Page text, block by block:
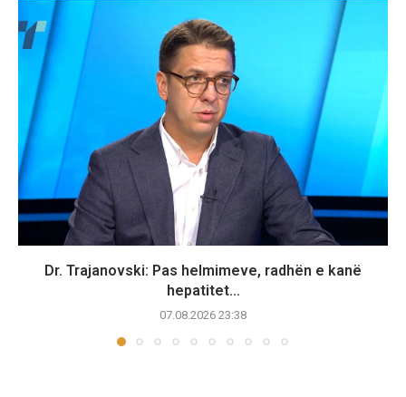
Dr. Trajanovski: Pas helmimeve, radhën e kanë
hepatitet...
07.08.2026 23:38